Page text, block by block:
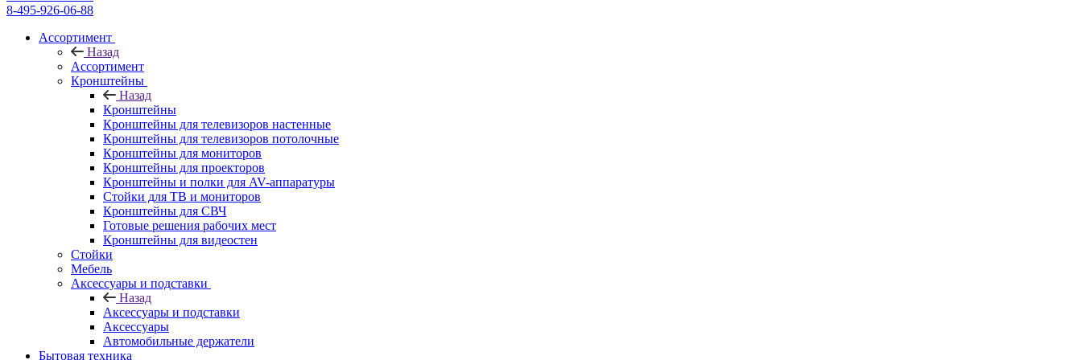
8-495-926-06-88
Ассортимент
Назад
Ассортимент
Кронштейны
Назад
Кронштейны
Кронштейны для телевизоров настенные
Кронштейны для телевизоров потолочные
Кронштейны для мониторов
Кронштейны для проекторов
Кронштейны и полки для AV-аппаратуры
Стойки для ТВ и мониторов
Кронштейны для СВЧ
Готовые решения рабочих мест
Кронштейны для видеостен
Стойки
Мебель
Аксессуары и подставки
Назад
Аксессуары и подставки
Аксессуары
Автомобильные держатели
Бытовая техника